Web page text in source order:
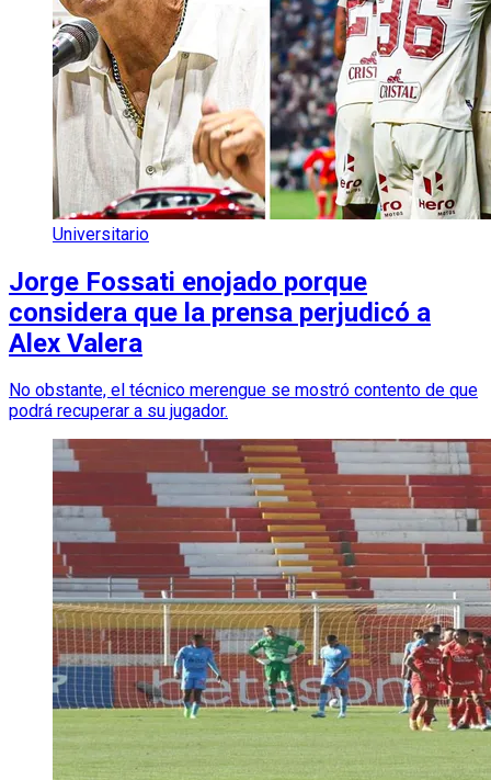
Universitario
Jorge Fossati enojado porque
considera que la prensa perjudicó a
Alex Valera
No obstante, el técnico merengue se mostró contento de que
podrá recuperar a su jugador.